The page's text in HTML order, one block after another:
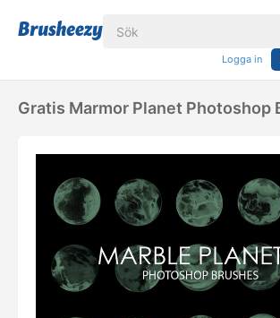
Logga in
Gratis Marmor Planet Photoshop